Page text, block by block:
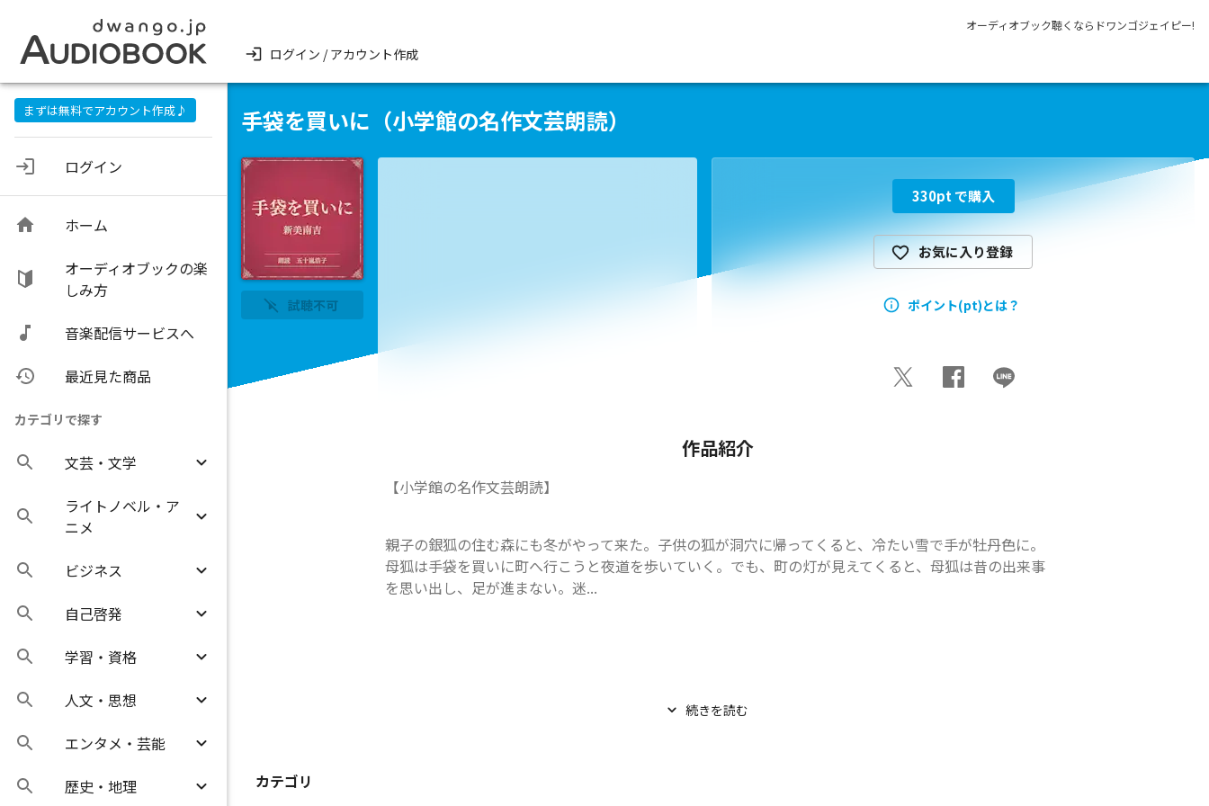
オーディオブック聴くならドワンゴジェイピー!
ログイン / アカウント作成
まずは無料でアカウント作成♪
ログイン
ホーム
オーディオブックの楽
しみ方
音楽配信サービスへ
最近見た商品
カテゴリで探す
文芸・文学
ライトノベル・ア
ニメ
ビジネス
自己啓発
学習・資格
人文・思想
エンタメ・芸能
歴史・地理
手袋を買いに（小学館の名作文芸朗読）
試聴不可
330pt で購入
お気に入り登録
ポイント(pt)とは？
作品紹介
【小学館の名作文芸朗読】
親子の銀狐の住む森にも冬がやって来た。子供の狐が洞穴に帰ってくると、冷たい雪で手が牡丹色に。
母狐は手袋を買いに町へ行こうと夜道を歩いていく。でも、町の灯が見えてくると、母狐は昔の出来事
を思い出し、足が進まない。迷...
続きを読む
カテゴリ